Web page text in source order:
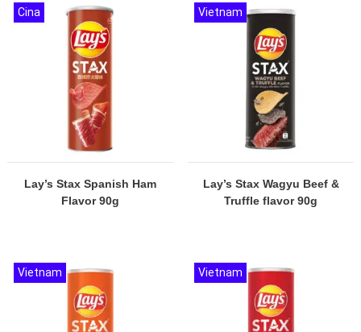
Lay’s Stax Spanish Ham
Flavor 90g
Cina
Lay’s Stax Wagyu Beef &
Truffle flavor 90g
Vietnam
Vietnam Vietnam